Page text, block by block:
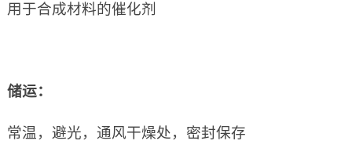
用于合成材料的催化剂
储运：
常温，避光，通风干燥处，密封保存